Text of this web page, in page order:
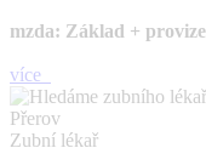
mzda: Základ + provize
více
Zubní lékař